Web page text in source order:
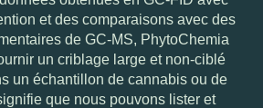
et des comparaisons avec des
de GC-MS, PhytoChemia
un criblage large et non-ciblé
un échantillon de cannabis ou de
que nous pouvons lister et